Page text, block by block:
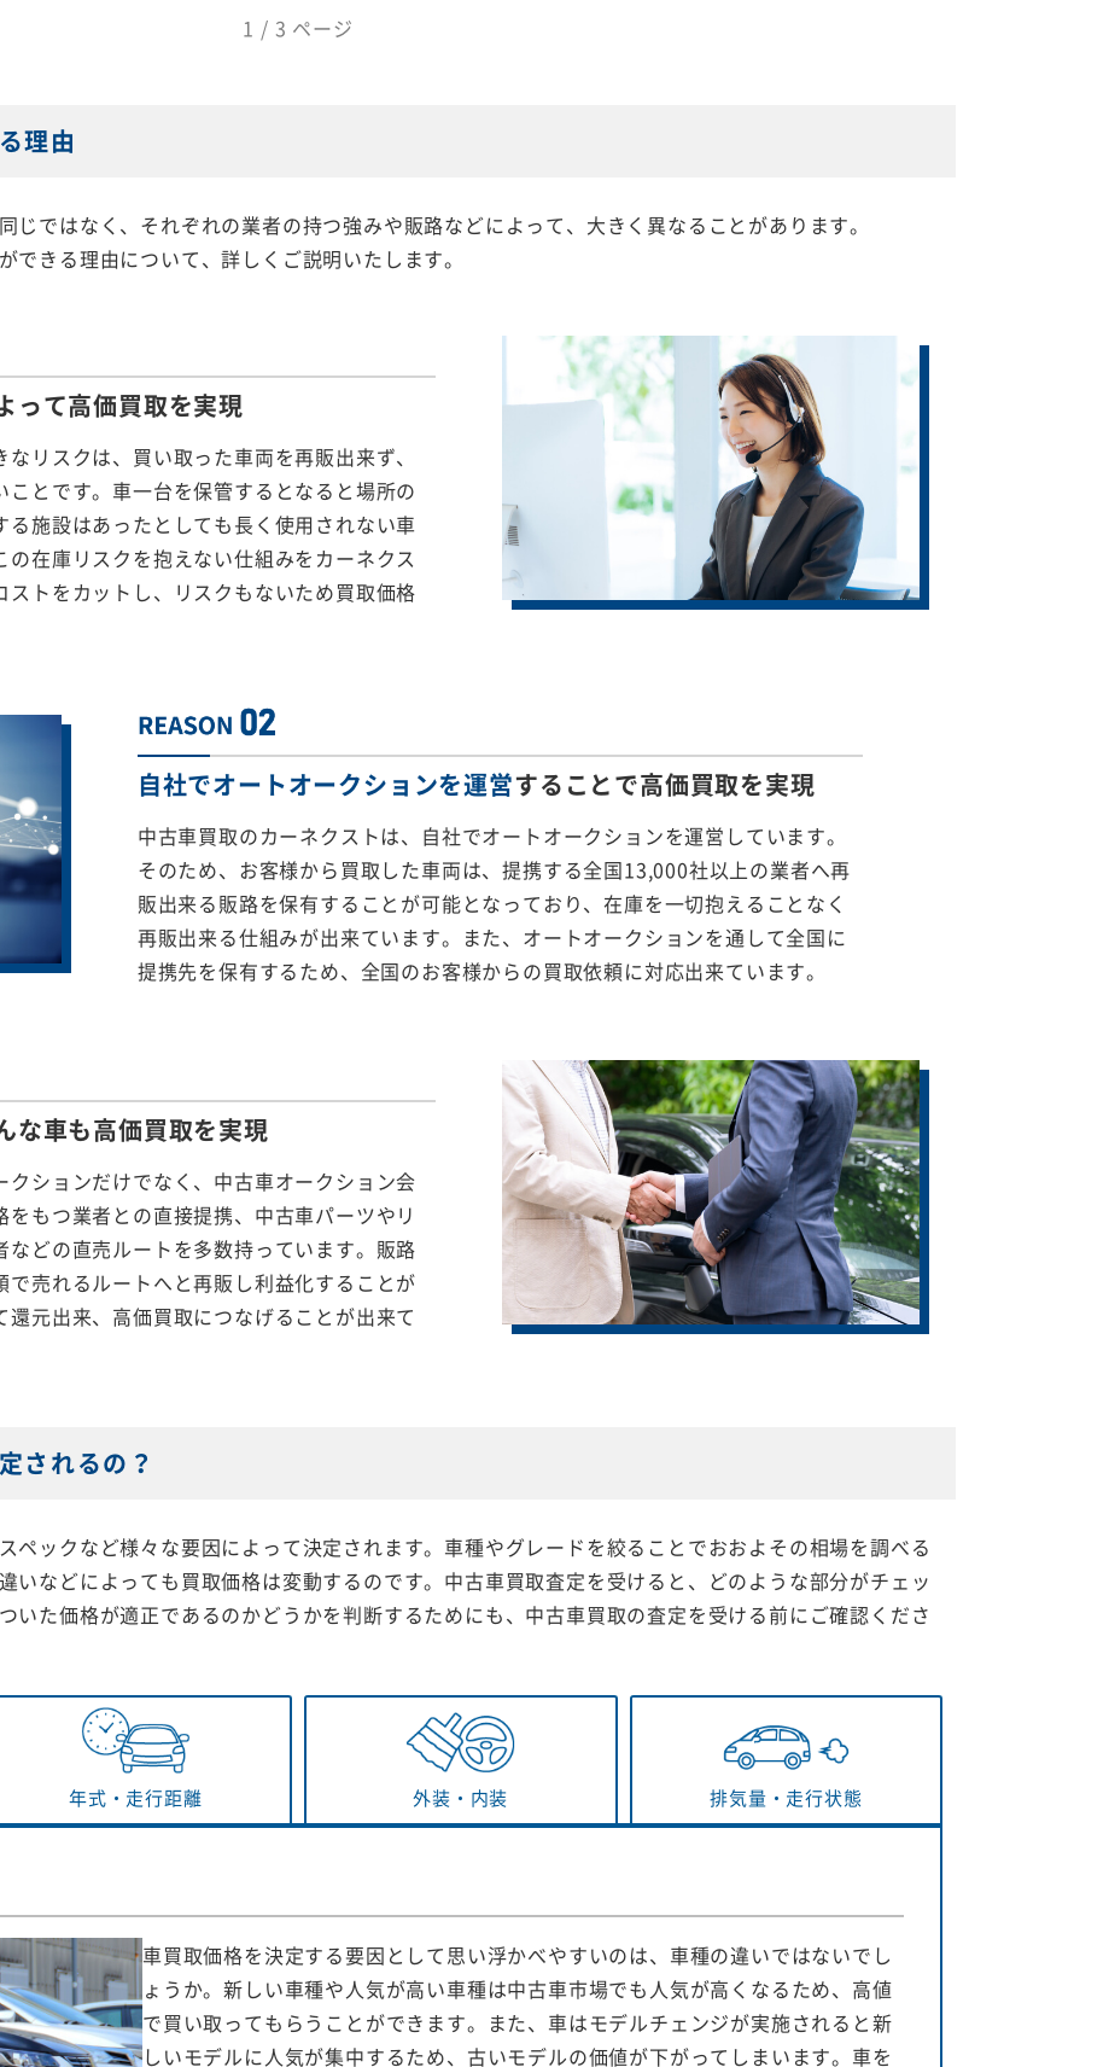
1 / 3 ページ
理由
じではなく、それぞれの業者の持つ強みや販路などによって、大きく異なることがあります。
できる理由について、詳しくご説明いたします。
って高価買取を実現
リスクは、買い取った車両を再販出来ず、
とです。車一台を保管するとなると場所の
施設はあったとしても長く使用されない車
在庫リスクを抱えない仕組みをカーネクス
ストをカットし、リスクもないため買取価格
自社でオートオークションを運営することで高価買取を実現
中古車買取のカーネクストは、自社でオートオークションを運営しています。
そのため、お客様から買取した車両は、提携する全国13,000社以上の業者へ再
販出来る販路を保有することが可能となっており、在庫を一切抱えることなく
再販出来る仕組みが出来ています。また、オートオークションを通して全国に
提携先を保有するため、全国のお客様からの買取依頼に対応出来ています。
な車も高価買取を実現
ションだけでなく、中古車オークション会
もつ業者との直接提携、中古車パーツやリ
どの直売ルートを多数持っています。販路
売れるルートへと再販し利益化することが
元出来、高価買取につなげることが出来て
されるの？
ペックなど様々な要因によって決定されます。車種やグレードを絞ることでおおよその相場を調べる
いなどによっても買取価格は変動するのです。中古車買取査定を受けると、どのような部分がチェッ
いた価格が適正であるのかどうかを判断するためにも、中古車買取の査定を受ける前にご確認くださ
年式・ 走行距離 外装・ 内装 排気量・ 走行状態
車買取価格を決定する要因として思い浮かべやすいのは、車種の違いではないでし
ょうか。新しい車種や人気が高い車種は中古車市場でも人気が高くなるため、高値
で買い取ってもらうことができます。また、車はモデルチェンジが実施されると新
しいモデルに人気が集中するため、古いモデルの価値が下がってしまいます。車を